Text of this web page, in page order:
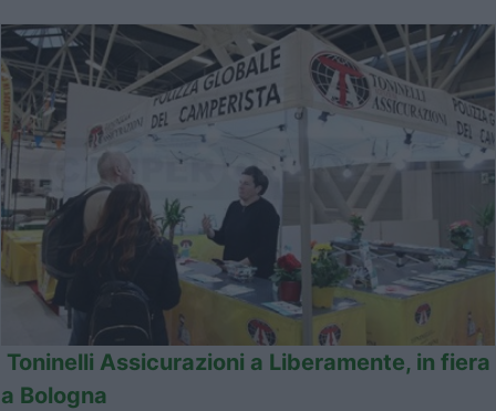
Toninelli Assicurazioni a Liberamente, in fiera
a Bologna